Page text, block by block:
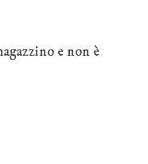
e non è